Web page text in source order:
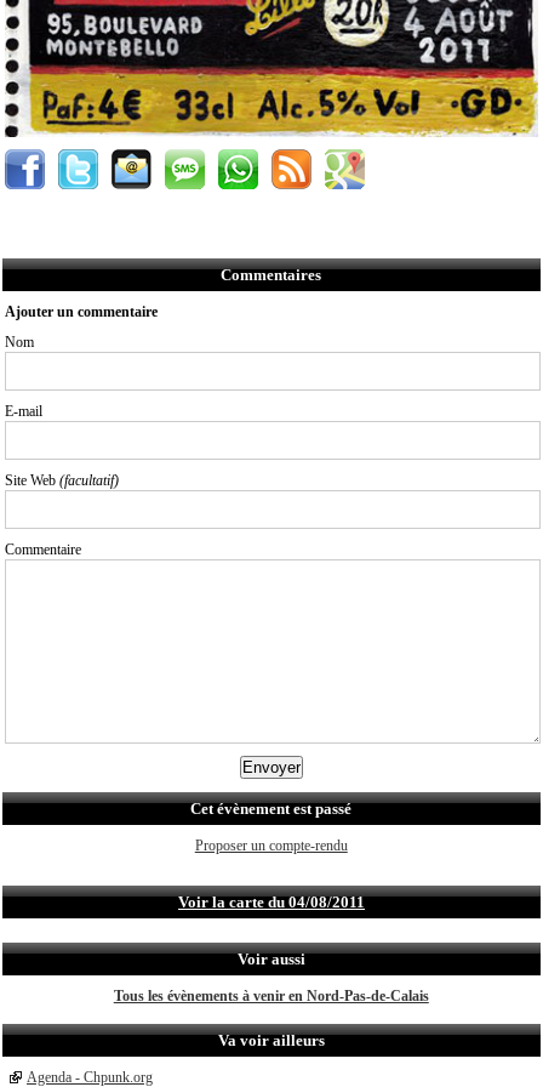
Commentaires
Ajouter un commentaire
Nom
E-mail
Site Web (facultatif)
Commentaire
Cet évènement est passé
Proposer un compte-rendu
Voir la carte du 04/08/2011
Voir aussi
Tous les évènements à venir en Nord-Pas-de-Calais
Va voir ailleurs
Agenda - Chpunk.org